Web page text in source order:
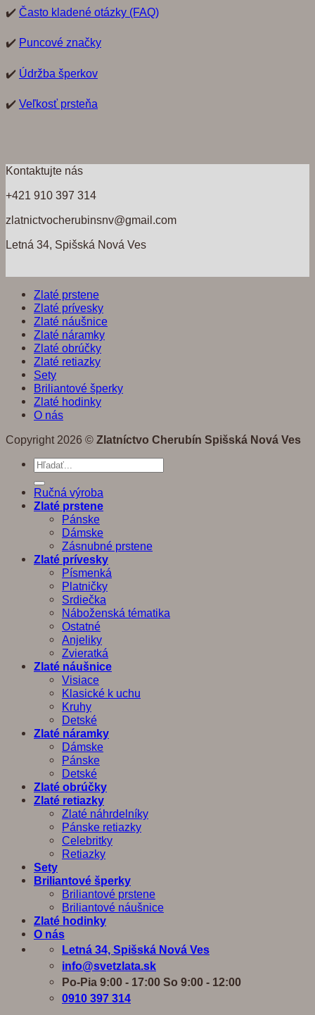
✔️ Často kladené otázky (FAQ)
✔️ Puncové značky
✔️ Údržba šperkov
✔️ Veľkosť prsteňa
Kontaktujte nás
+421 910 397 314
zlatnictvocherubinsnv@gmail.com
Letná 34, Spišská Nová Ves
Zlaté prstene
Zlaté prívesky
Zlaté náušnice
Zlaté náramky
Zlaté obrúčky
Zlaté retiazky
Sety
Briliantové šperky
Zlaté hodinky
O nás
Copyright 2026 © Zlatníctvo Cherubín Spišská Nová Ves
Hľadať:
Ručná výroba
Zlaté prstene
Pánske
Dámske
Zásnubné prstene
Zlaté prívesky
Písmenká
Platničky
Srdiečka
Náboženská tématika
Ostatné
Anjeliky
Zvieratká
Zlaté náušnice
Visiace
Klasické k uchu
Kruhy
Detské
Zlaté náramky
Dámske
Pánske
Detské
Zlaté obrúčky
Zlaté retiazky
Zlaté náhrdelníky
Pánske retiazky
Celebritky
Retiazky
Sety
Briliantové šperky
Briliantové prstene
Briliantové náušnice
Zlaté hodinky
O nás
Letná 34, Spišská Nová Ves
info@svetzlata.sk
Po-Pia 9:00 - 17:00 So 9:00 - 12:00
0910 397 314